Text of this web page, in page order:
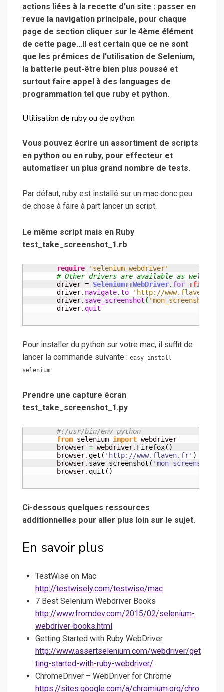
actions liées à la recette d’un site : passer en
revue la navigation principale, pour chaque
page de section cliquer sur le 4ème élément
de cette page…Il est certain que ce ne sont
que les prémices de l’utilisation de Selenium,
la batterie peut-être bien plus poussé et
surtout faire appel à des languages de
programmation tel que ruby et python.
Utilisation de ruby ou de python
Vous pouvez écrire un assortiment de scripts
en python ou en ruby, pour effecteur et
automatiser un plus grand nombre de tests.
Par défaut, ruby est installé sur un mac donc peu
de chose à faire à part lancer un script.
Le même script mais en Ruby
test_take_screenshot_1.rb
require
'selenium-webdriver'
# Other drivers are available as well
	driver =
Selenium::WebDriver. for
:firefox
	driver.
navigate.to
'http://www.flaven.fr'
	driver.
save_screenshot(
	driver.
quit
Pour installer du python sur votre mac, il suffit de
lancer la commande suivante : easy_install
selenium
Prendre une capture écran
test_take_screenshot_1.py
#!/usr/bin/env python
from selenium import webdriver
	browser
= webdriver. Firefox( )
	browser.
get ( 'http://www.flaven.fr' )
	browser.
save_screenshot (
	browser.
quit ( )
Ci-dessous quelques ressources
additionnelles pour aller plus loin sur le sujet.
En savoir plus
TestWise on Mac
http://testwisely.com/testwise/mac
7 Best Selenium Webdriver Books
http://www.fromdev.com/2015/02/selenium-
webdriver-books.html
Getting Started with Ruby WebDriver
http://www.assertselenium.com/webdriver/get
ting-started-with-ruby-webdriver/
ChromeDriver – WebDriver for Chrome
https://sites.google.com/a/chromium.org/chro